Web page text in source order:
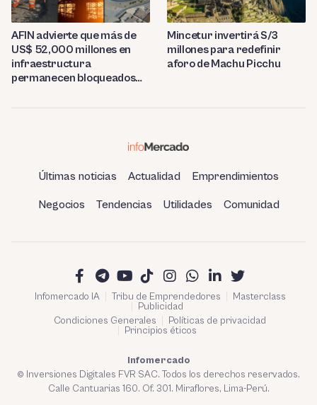
AFIN advierte que más de
US$ 52,000 millones en
infraestructura
permanecen bloqueados
Mincetur invertirá S/3
millones para redefinir
aforo de Machu Picchu
Últimas noticias Actualidad Emprendimientos
Negocios Tendencias Utilidades Comunidad
Infomercado IA Tribu de Emprendedores
Masterclass
Publicidad
Condiciones Generales
Políticas de privacidad
Principios éticos
Infomercado
© Inversiones Digitales FVR SAC. Todos los derechos reservados.
Calle Cantuarias 160. Of. 301. Miraflores, Lima-Perú.